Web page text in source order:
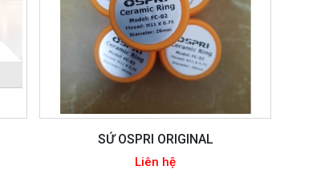
SỨ OSPRI ORIGINAL
Liên hệ